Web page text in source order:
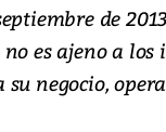
de
es ajeno a
su negocio,